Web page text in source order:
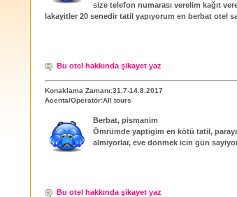
size telefon numarası verelim kağıt
lakayitler 20 senedir tatil yapıyorum en berbat otel
Bu otel hakkında şikayet yaz
Konaklama Zamanı:31.7-14.8.2017
Acenta/Operatör:All tours
Berbat, pismanim
Ömrümde yaptigim en kötü tatil,
almiyorlar, eve dönmek icin gün
Bu otel hakkında şikayet yaz